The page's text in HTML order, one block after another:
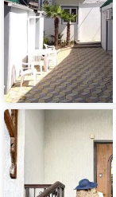
Гостевой
дом
Семейный
на
Рыбникова